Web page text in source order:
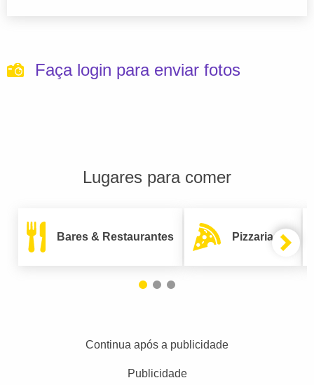
Faça login para enviar fotos
Lugares para comer
Bares & Restaurantes Pizzarias
Continua após a publicidade
Publicidade